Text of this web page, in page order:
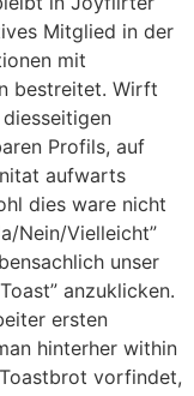
Mitglied in der
mit
bestreitet. Wirft
Profils, auf
aufwarts
dies ware nicht
Nein/Vielleicht”
unser
anzuklicken.
ersten
hinterher within
vorfindet,